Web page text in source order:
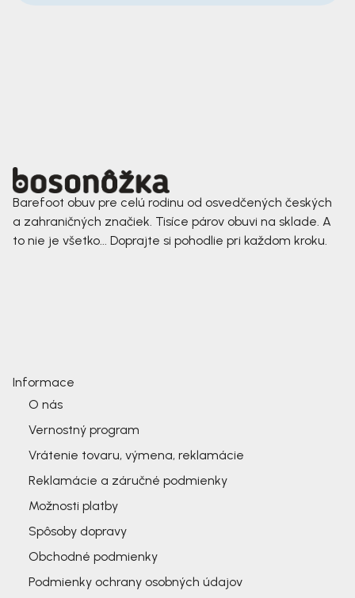
Barefoot obuv pre celú rodinu od osvedčených českých
a zahraničných značiek. Tisíce párov obuvi na sklade. A
to nie je všetko... Doprajte si pohodlie pri každom kroku.
Informace
O nás
Vernostný program
Vrátenie tovaru, výmena, reklamácie
Reklamácie a záručné podmienky
Možnosti platby
Spôsoby dopravy
Obchodné podmienky
Podmienky ochrany osobných údajov